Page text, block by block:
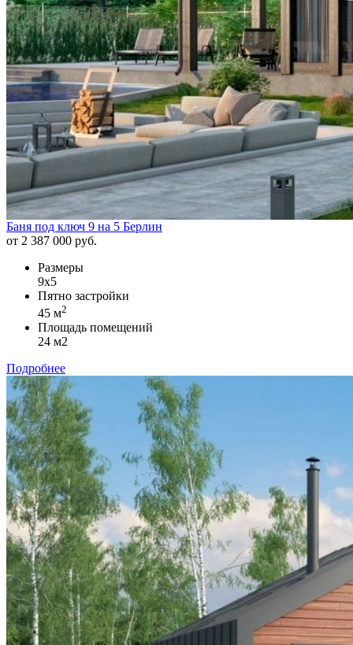
Баня под ключ 9 на 5 Берлин
от 2 387 000 руб.
Размеры
9х5
Пятно застройки
45 м2
Площадь помещений
24 м2
Подробнее